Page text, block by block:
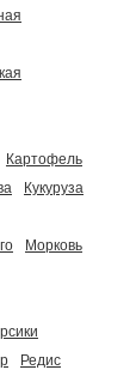
Картофель
Кукуруза
Морковь
Редис